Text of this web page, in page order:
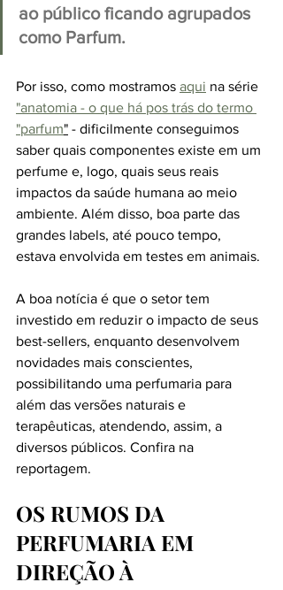
ao público ficando agrupados
como Parfum.
Por isso, como mostramos aqui na série
"anatomia - o que há pos trás do termo
"parfum" - dificilmente conseguimos
saber quais componentes existe em um
perfume e, logo, quais seus reais
impactos da saúde humana ao meio
ambiente. Além disso, boa parte das
grandes labels, até pouco tempo,
estava envolvida em testes em animais.
A boa notícia é que o setor tem
investido em reduzir o impacto de seus
best-sellers, enquanto desenvolvem
novidades mais conscientes,
possibilitando uma perfumaria para
além das versões naturais e
terapêuticas, atendendo, assim, a
diversos públicos. Confira na
reportagem.
OS RUMOS DA
PERFUMARIA EM
DIREÇÃO À